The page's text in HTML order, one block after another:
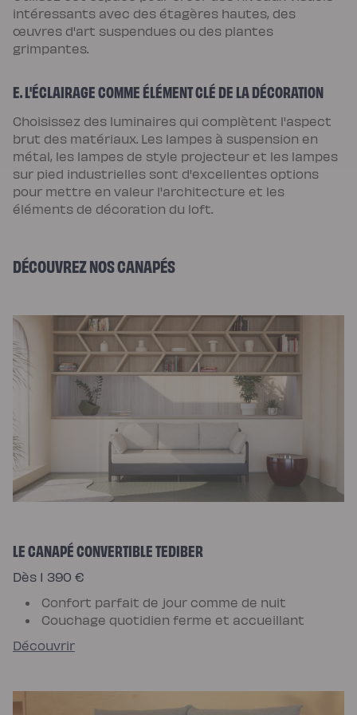
intéressants avec des étagères hautes, des
œuvres d'art suspendues ou des plantes
grimpantes.
E. L'ÉCLAIRAGE COMME ÉLÉMENT CLÉ DE LA DÉCORATION
Choisissez des luminaires qui complètent l'aspect
brut des matériaux. Les lampes à suspension en
métal, les lampes de style projecteur et les lampes
sur pied industrielles sont d'excellentes options
pour mettre en valeur l'architecture et les
éléments de décoration du loft.
DÉCOUVREZ NOS CANAPÉS
LE CANAPÉ CONVERTIBLE TEDIBER
Dès 1 390 €
Confort parfait de jour comme de nuit
Couchage quotidien ferme et accueillant
Découvrir